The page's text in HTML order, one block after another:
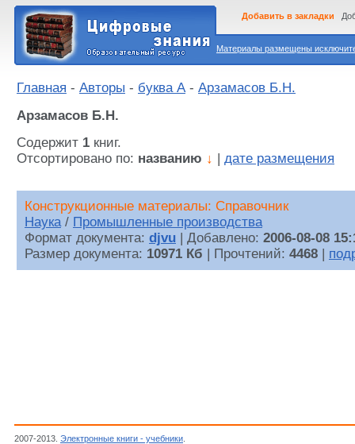
Материалы размещены
Добавить в закладки
Главная - Авторы - буква А- Арзамасов Б.Н.
Арзамасов Б.Н.
Содержит 1 книг.
Отсортировано по: названию ↓ дате размещения
Конструкционные материалы: Справочник
Наука/ Промышленные производства
Формат документа: djvu | Добавлено: 2006-08-08
Размер документа: 10971 Кб | Прочтений: 4468
2007-2013. Электронные книги - учебники